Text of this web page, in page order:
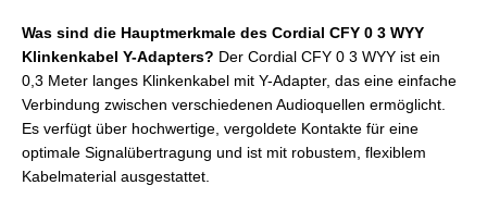
Was sind die Hauptmerkmale des Cordial CFY 0 3 WYY
Klinkenkabel Y-Adapters? Der Cordial CFY 0 3 WYY ist ein
0,3 Meter langes Klinkenkabel mit Y-Adapter, das eine einfache
Verbindung zwischen verschiedenen Audioquellen ermöglicht.
Es verfügt über hochwertige, vergoldete Kontakte für eine
optimale Signalübertragung und ist mit robustem, flexiblem
Kabelmaterial ausgestattet.